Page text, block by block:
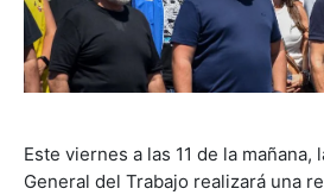
Este viernes a las 11 de la mañana,
General del Trabajo realizará una